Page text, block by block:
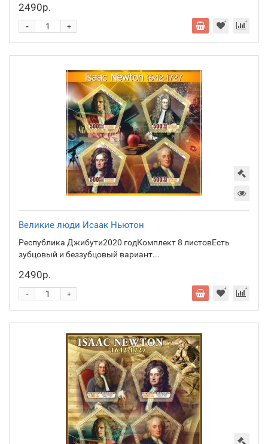
2490р.
+
-
Великие люди Исаак Ньютон
Республика Джибути2020 годКомплект 8 листовЕсть
зубцовый и беззубцовый вариант...
2490р.
+
-